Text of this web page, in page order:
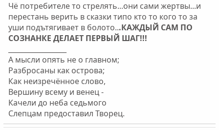
Чё потребителе то стрелять...они сами жертвы...и
перестань верить в сказки типо кто то кого то за
уши подътягивает в болото...КАЖДЫЙ САМ ПО
СОЗНАНКЕ ДЕЛАЕТ ПЕРВЫЙ ШАГ!!!
А мысли опять не о главном;
Разбросаны как острова;
Как неизречённое слово,
Вершину всему и венец -
Качели до неба седьмого
Слепцам предоставил Творец.